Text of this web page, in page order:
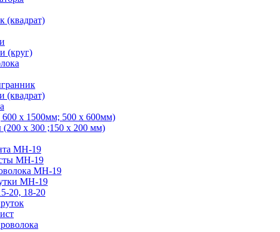
(квадрат)
(круг)
(квадрат)
600 х 1500мм; 500 х 600мм)
(200 х 300 ;150 х 200 мм)
МН-19
МН-19
МН-19
МН-19
20, 18-20